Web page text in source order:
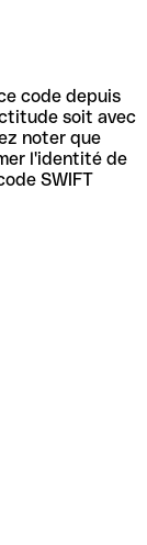
code depuis
soit avec
noter que
l'identité de
SWIFT